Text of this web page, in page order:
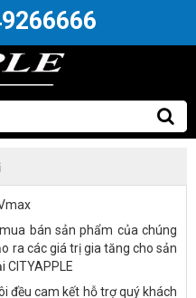
bán sản phẩm của chúng
ra các giá trị gia tăng cho sản
đều cam kết hỗ trợ quý khách